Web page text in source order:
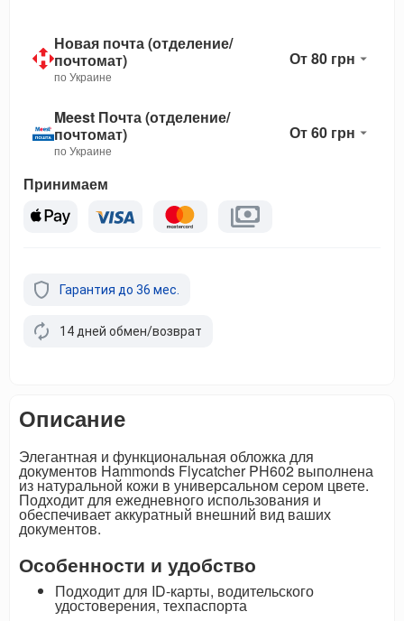
Новая почта (отделение/
почтомат)
по Украине
От 80 грн
Meest Почта (отделение/
почтомат)
по Украине
От 60 грн
Принимаем
Гарантия до 36 мес.
14 дней обмен/возврат
Описание
Элегантная и функциональная обложка для
документов Hammonds Flycatcher PH602 выполнена
из натуральной кожи в универсальном сером цвете.
Подходит для ежедневного использования и
обеспечивает аккуратный внешний вид ваших
документов.
Особенности и удобство
Подходит для ID-карты, водительского
удостоверения, техпаспорта